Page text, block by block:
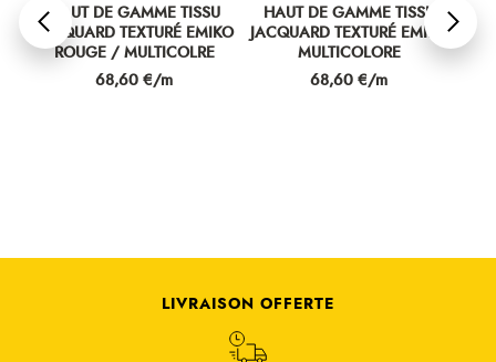
HAUT DE GAMME TISSU
JACQUARD TEXTURÉ EMIKO
ROUGE / MULTICOLRE
Prix
68,60 €/m
HAUT DE GAMME TISSU
JACQUARD TEXTURÉ EMIKO
MULTICOLORE
Prix
68,60 €/m
LIVRAISON OFFERTE